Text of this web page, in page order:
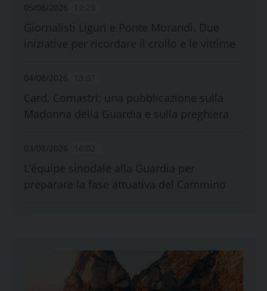
05/08/2026
Giornalisti Liguri e Ponte Morandi. Due
iniziative per ricordare il crollo e le vittime
04/08/2026
Card. Comastri: una pubblicazione sulla
Madonna della Guardia e sulla preghiera
03/08/2026
L’équipe sinodale alla Guardia per
preparare la fase attuativa del Cammino